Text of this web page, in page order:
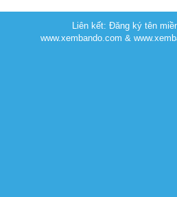
Liên kết:Đăng ký tên
www.xembando.com &